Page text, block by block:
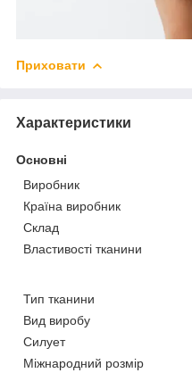
Приховати
Характеристики
Основні
Виробник
Країна виробник
Склад
Властивості тканини
Тип тканини
Вид виробу
Силует
Міжнародний розмір